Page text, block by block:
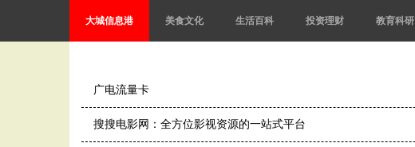
大城信息港 美食文化 生活百科 投资理财 教育科研
广电流量卡
搜搜电影网：全方位影视资源的一站式平台